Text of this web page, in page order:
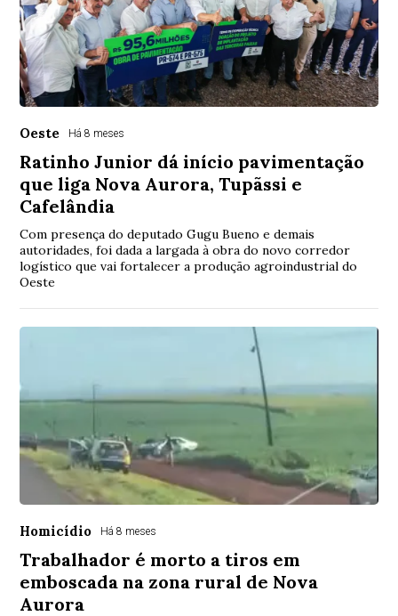
Oeste Há 8 meses
Ratinho Junior dá início pavimentação
que liga Nova Aurora, Tupãssi e
Cafelândia
Com presença do deputado Gugu Bueno e demais
autoridades, foi dada a largada à obra do novo corredor
logístico que vai fortalecer a produção agroindustrial do
Oeste
Homicídio Há 8 meses
Trabalhador é morto a tiros em
emboscada na zona rural de Nova
Aurora